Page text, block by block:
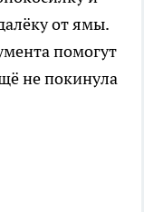
от ямы.
помогут
не покинула